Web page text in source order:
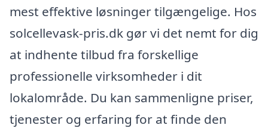
mest effektive løsninger tilgængelige. Hos
solcellevask-pris.dk gør vi det nemt for dig
at indhente tilbud fra forskellige
professionelle virksomheder i dit
lokalområde. Du kan sammenligne priser,
tjenester og erfaring for at finde den